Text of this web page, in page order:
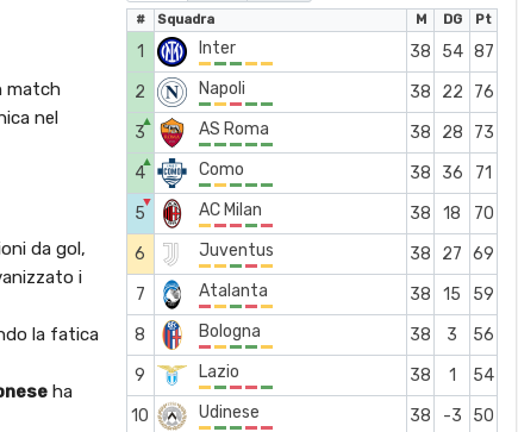
match
nel
da gol,
i
la fatica
ha
# Squadra M DG Pt
1 Inter 38 54 87
2
Napoli 38 22
76
3
▲ AS Roma 38 28
73
4
▲ Como 38 36
71
5
▼ AC Milan 38 18
70
6
Juventus 38 27 69
7
Atalanta 38 15
59
8
Bologna 38 3
56
9
Lazio 38 1
54
10
Udinese 38 -3
50